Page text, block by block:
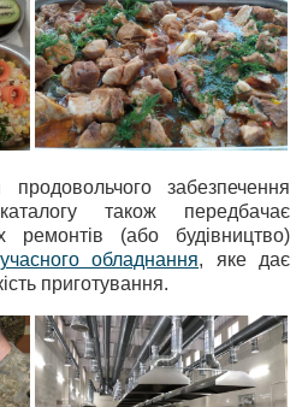
забезпечення
також передбачає
ремонтів (або будівництво)
обладнання, яке дає
приготування.